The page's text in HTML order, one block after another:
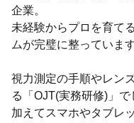
企業。
未経験からプロを育て
ムが完璧に整っています
視力測定の手順やレン
る「OJT(実務研修)」で
加えてスマホやタブレ